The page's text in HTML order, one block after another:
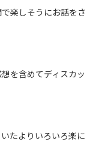
楽しそうにお話をさ
を含めてディスカッ
たよりいろいろ楽に